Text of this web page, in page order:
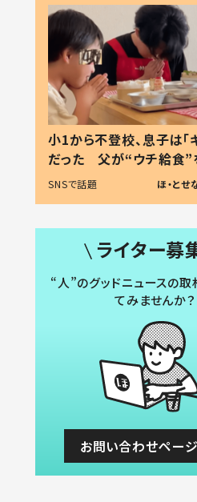
小1から不登校、息子は「
だった 父が“ウチ給食”
る理由とは #令和の親 #
SNSで話題 ほ・と
ライター募
“人”のグッドニュースの取
てみませんか？
お問い合わせペー